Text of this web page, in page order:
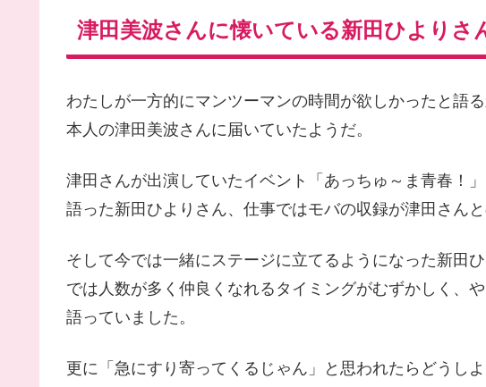
津田美波さんに懐いている新田ひよりさ
わたしが一方的にマンツーマンの時間が欲しかったと語
本人の津田美波さんに届いていたようだ。
津田さんが出演していたイベント「あっちゅ～ま青春！
語った新田ひよりさん、仕事ではモバの収録が津田さんと
そして今では一緒にステージに立てるようになった新田
では人数が多く仲良くなれるタイミングがむずかしく、
語っていました。
更に「急にすり寄ってくるじゃん」と思われたらどうし